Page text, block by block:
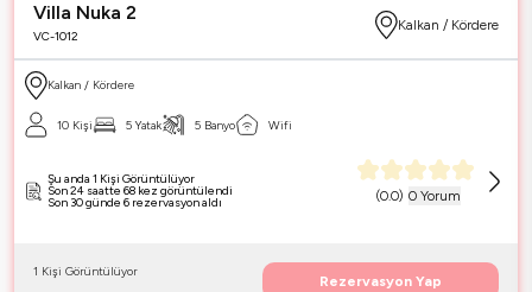
Villa Nuka 2
VC-1012
Kalkan / Kördere
Kalkan / Kördere
10 Kişi 5 Yatak 5 Banyo Wifi
(0.0) 0 Yorum
Şu anda 1 Kişi Görüntülüyor
Son 24 saatte 68 kez görüntülendi
Son 30 günde 6 rezervasyon aldı
1 Kişi Görüntülüyor
Rezervasyon Yap